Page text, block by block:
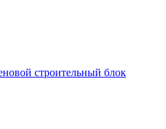
строительный блок